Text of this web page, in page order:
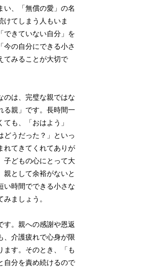
い、「無償の愛」の名
けてしまう人もいま
できていない自分」を
今の自分にできる小さ
てみることが大切で
のは、完璧な親ではな
る親」です。長時間一
も、「おはよう」
どうだった？」といっ
れてきてくれてありが
子どもの心にとって大
親として余裕がないと
い時間でできる小さな
ましょう。
す。親への感謝や恩返
、介護疲れで心身が限
ます。そのとき、「も
自分を責め続けるので